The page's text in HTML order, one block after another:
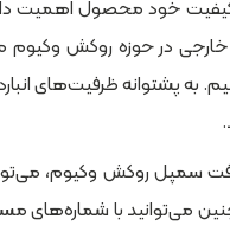
خارجی در حوزه روکش
پشتوانه ظرفیت‌های
سمپل روکش وکیوم،
می‌توانید با شماره‌های